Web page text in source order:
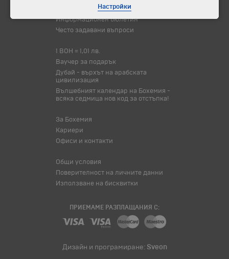
Информационен бюлетин
Често задавани въпроси
1 BOH = 1,01 лв.
Ваучер за подарък
Дубай - върхът на арабската
цивилизация
Вълшебният календар на Бохемия -
всяка седмица нов код за отстъпка!
За Бохемия
Кариери
Офиси и контакти
Общи условия
Поверителност на личните данни
Използване на бисквитки
ПРИЕМАМЕ РАЗПЛАЩАНИЯ С:
Дизайн и програмиране: Sveon
Настройки